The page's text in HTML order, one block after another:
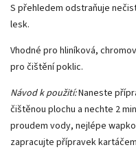
S přehledem odstraňuje
lesk.
Vhodné pro hliníková,
pro čištění poklic.
Návod k použití:Naneste
čištěnou plochu a nechte 2
proudem vody, nejlépe
zapracujte přípravek